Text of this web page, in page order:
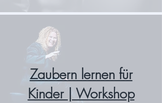
Zaubern lernen für
Kinder | Workshop